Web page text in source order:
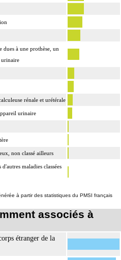
à une prothèse, un
urinaire
rénale et urétérale
urinaire
non classé ailleurs
maladies classées
à partir des statistiques du PMSI français
associés à
étranger de la